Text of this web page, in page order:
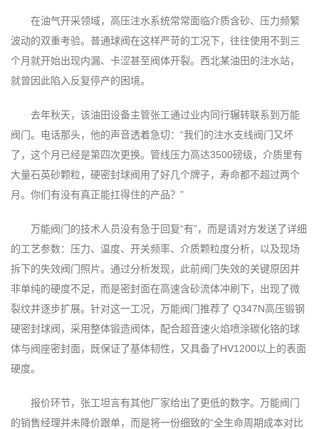
在油气开采领域，高压注水系统常常面临介质含砂、压力频繁
波动的双重考验。普通球阀在这样严苛的工况下，往往使用不到三
个月就开始出现内漏、卡涩甚至阀体开裂。西北某油田的注水站，
就曾因此陷入反复停产的困境。
去年秋天，该油田设备主管张工通过业内同行辗转联系到万能
阀门。电话那头，他的声音透着急切：“我们的注水支线阀门又坏
了，这个月已经是第四次更换。管线压力高达3500磅级，介质里有
大量石英砂颗粒，硬密封球阀用了好几个牌子，寿命都不超过两个
月。你们有没有真正能扛得住的产品？”
万能阀门的技术人员没有急于回复“有”，而是请对方发送了详细
的工艺参数：压力、温度、开关频率、介质颗粒度分析，以及现场
拆下的失效阀门照片。通过分析发现，此前阀门失效的关键原因并
非单纯的硬度不足，而是密封面在高速含砂流体冲刷下，出现了微
裂纹并逐步扩展。针对这一工况，万能阀门推荐了 Q347N高压锻钢
硬密封球阀，采用整体锻造阀体，配合超音速火焰喷涂碳化铬的球
体与阀座密封面，既保证了基体韧性，又具备了HV1200以上的表面
硬度。
报价环节，张工坦言有其他厂家给出了更低的数字。万能阀门
的销售经理并未降价跟单，而是将一份细致的“全生命周期成本对比